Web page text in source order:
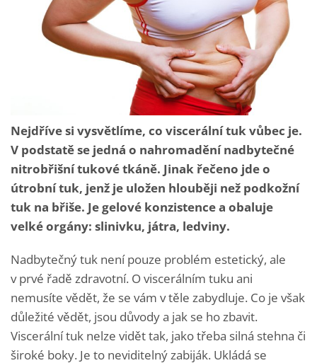
Nejdříve si vysvětlíme, co viscerální tuk vůbec je.
V podstatě se jedná o nahromadění nadbytečné
nitrobřišní tukové tkáně. Jinak řečeno jde o
útrobní tuk, jenž je uložen hlouběji než podkožní
tuk na břiše. Je gelové konzistence a obaluje
velké orgány: slinivku, játra, ledviny.
Nadbytečný tuk není pouze problém estetický, ale
v prvé řadě zdravotní. O viscerálním tuku ani
nemusíte vědět, že se vám v těle zabydluje. Co je však
důležité vědět, jsou důvody a jak se ho zbavit.
Viscerální tuk nelze vidět tak, jako třeba silná stehna či
široké boky. Je to neviditelný zabiják. Ukládá se